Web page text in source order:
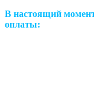
В настоящий
оплаты: